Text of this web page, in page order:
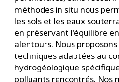
méthodes in situ nous
les sols et les eaux
en préservant l'équilibre
alentours. Nous
techniques adaptées au
hydrogéologique
polluants rencontrés. Nos